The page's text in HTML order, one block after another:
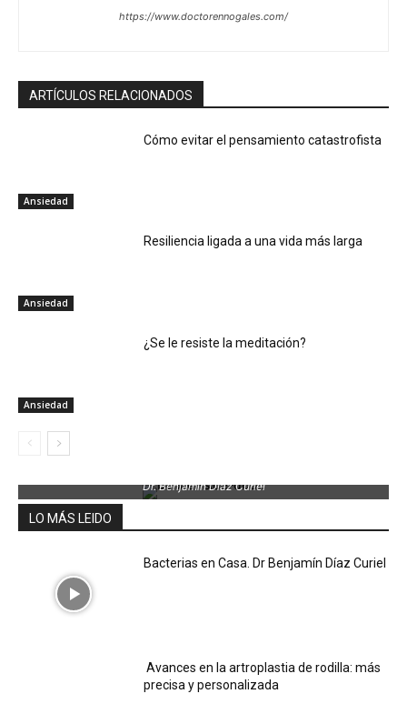
https://www.doctorennogales.com/
ARTÍCULOS RELACIONADOS
Ansiedad
Cómo evitar el pensamiento catastrofista
Ansiedad
Resiliencia ligada a una vida más larga
Ansiedad
¿Se le resiste la meditación?
Dr. Benjamin Díaz Curiel
LO MÁS LEIDO
Bacterias en Casa. Dr Benjamín Díaz Curiel
Avances en la artroplastia de rodilla: más
precisa y personalizada